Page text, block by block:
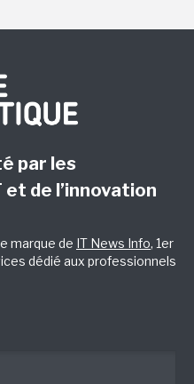
par les
de l’innovation
marque de IT News Info, 1er
dédié aux professionnels